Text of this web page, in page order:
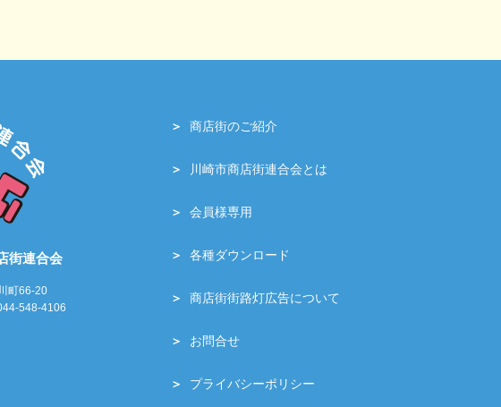
街連合会
町66-20
548-4106
商店街のご紹介
川崎市商店街連合会とは
会員様専用
各種ダウンロード
商店街街路灯広告について
お問合せ
プライバシーポリシー